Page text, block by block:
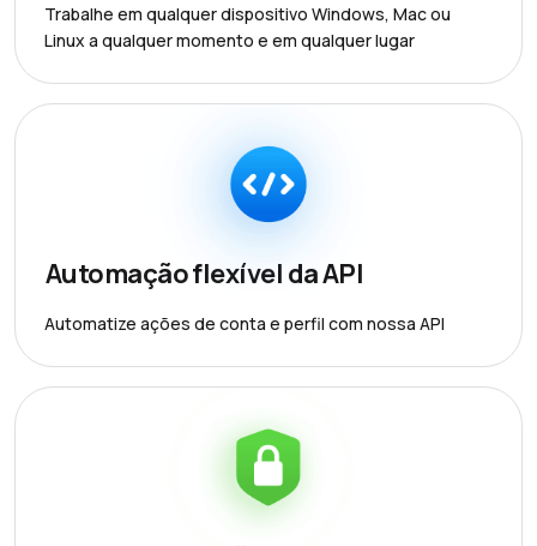
Trabalhe em qualquer dispositivo Windows, Mac ou
Linux a qualquer momento e em qualquer lugar
Automação flexível da API
Automatize ações de conta e perfil com nossa API